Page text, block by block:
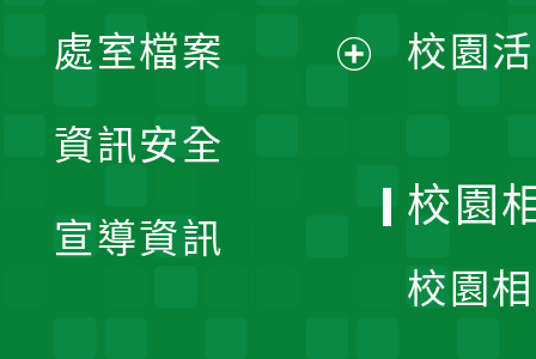
單
處室檔案
資訊安全
宣導資訊
校園
校園
校園